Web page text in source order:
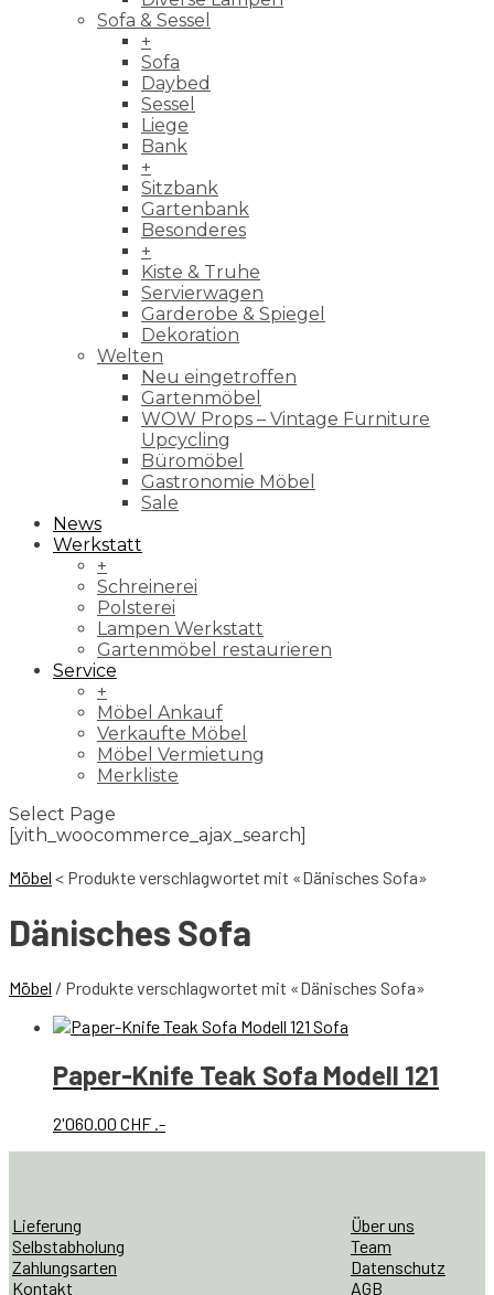
Sofa & Sessel
+
Sofa
Daybed
Sessel
Liege
Bank
+
Sitzbank
Gartenbank
Besonderes
+
Kiste & Truhe
Servierwagen
Garderobe & Spiegel
Dekoration
Welten
Neu eingetroffen
Gartenmöbel
WOW Props – Vintage Furniture
Upcycling
Büromöbel
Gastronomie Möbel
Sale
News
Werkstatt
+
Schreinerei
Polsterei
Lampen Werkstatt
Gartenmöbel restaurieren
Service
+
Möbel Ankauf
Verkaufte Möbel
Möbel Vermietung
Merkliste
Select Page
[yith_woocommerce_ajax_search]
Möbel < Produkte verschlagwortet mit «Dänisches Sofa»
Dänisches Sofa
Möbel / Produkte verschlagwortet mit «Dänisches Sofa»
Paper-Knife Teak Sofa Modell 121
2'060.00 CHF .-
Lieferung
Selbstabholung
Zahlungsarten
Kontakt
Über uns
Team
Datenschutz
AGB